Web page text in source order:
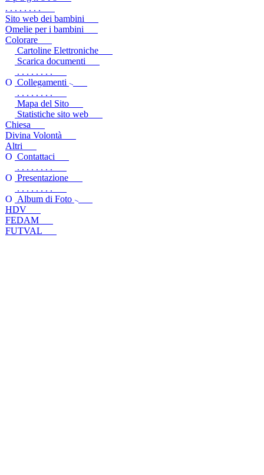
. . . . . . . .
Sito web dei bambini
Omelie per i bambini
Colorare
Cartoline Elettroniche
Scarica documenti
. . . . . . . .
Collegamenti
. . . . . . . .
Mapa del Sito
Statistiche sito web
Chiesa
Divina Volontà
Altri
Contattaci
. . . . . . . .
Presentazione
. . . . . . . .
Album di Foto
HDV
FEDAM
FUTVAL